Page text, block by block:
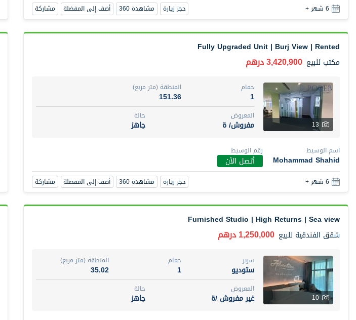
6 شهر + حجز زيارة مشاهدة 360 أضف إلى المفضلة مشاركة
Fully Upgraded Unit | Burj View | Rented
مكتب للبيع 3,420,900 درهم
13
حمام
1
المنطقة (متر مربع)
151.36
المعروض
مفروش/ ة
حالة
جاهز
اسم الوسيط
Mohammad Shahid
رقم الوسيط
أتصل الأن
6 شهر + حجز زيارة مشاهدة 360 أضف إلى المفضلة مشاركة
Furnished Studio | High Returns | Sea view
شقق الفندقية للبيع 1,250,000 درهم
10
سرير
ستوديو
حمام
1
المنطقة (متر مربع)
35.02
المعروض
غير مفروش /ة
حالة
جاهز